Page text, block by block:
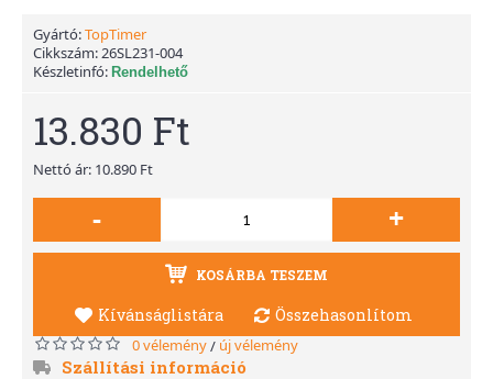
Gyártó:TopTimer
Cikkszám:26SL231-004
Készletinfó: Rendelhető
13.830 Ft
Nettó ár: 10.890 Ft
- +
KOSÁRBA TESZEM
Kívánságlistára Összehasonlítom
0 vélemény/ új vélemény
Szállítási információ